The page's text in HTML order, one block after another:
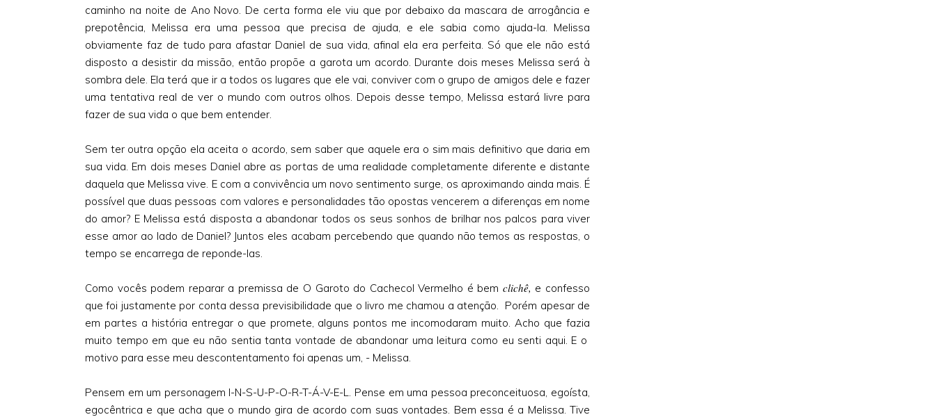
caminho na noite de Ano Novo. De certa forma ele viu que por debaixo da mascara de arrogância e
prepotência, Melissa era uma pessoa que precisa de ajuda, e ele sabia como ajuda-la. Melissa
obviamente faz de tudo para afastar Daniel de sua vida, afinal ela era perfeita. Só que ele não está
disposto a desistir da missão, então propõe a garota um acordo. Durante dois meses Melissa será à
sombra dele. Ela terá que ir a todos os lugares que ele vai, conviver com o grupo de amigos dele e fazer
uma tentativa real de ver o mundo com outros olhos. Depois desse tempo, Melissa estará livre para
fazer de sua vida o que bem entender.
Sem ter outra opção ela aceita o acordo, sem saber que aquele era o sim mais definitivo que daria em
sua vida. Em dois meses Daniel abre as portas de uma realidade completamente diferente e distante
daquela que Melissa vive. E com a convivência um novo sentimento surge, os aproximando ainda mais. É
possível que duas pessoas com valores e personalidades tão opostas vencerem a diferenças em nome
do amor? E Melissa está disposta a abandonar todos os seus sonhos de brilhar nos palcos para viver
esse amor ao lado de Daniel? Juntos eles acabam percebendo que quando não temos as respostas, o
tempo se encarrega de reponde-las.
Como vocês podem reparar a premissa de O Garoto do Cachecol Vermelho é bem clichê, e confesso
que foi justamente por conta dessa previsibilidade que o livro me chamou a atenção. Porém apesar de
em partes a história entregar o que promete, alguns pontos me incomodaram muito. Acho que fazia
muito tempo em que eu não sentia tanta vontade de abandonar uma leitura como eu senti aqui. E o
motivo para esse meu descontentamento foi apenas um, - Melissa.
Pensem em um personagem I-N-S-U-P-O-R-T-Á-V-E-L. Pense em uma pessoa preconceituosa, egoísta,
egocêntrica e que acha que o mundo gira de acordo com suas vontades. Bem essa é a Melissa. Tive